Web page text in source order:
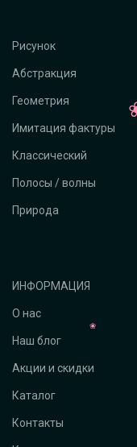
Рисунок
Абстракция
Геометрия
Имитация фактуры
Классический
Полосы / волны
Природа
ИНФОРМАЦИЯ
О нас
Наш блог
Акции и скидки
Каталог
Контакты